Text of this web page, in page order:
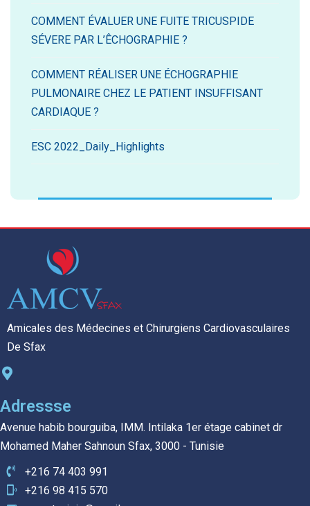
COMMENT ÉVALUER UNE FUITE TRICUSPIDE
SÉVERE PAR L’ÊCHOGRAPHIE ?
COMMENT RÉALISER UNE ÉCHOGRAPHIE
PULMONAIRE CHEZ LE PATIENT INSUFFISANT
CARDIAQUE ?
ESC 2022_Daily_Highlights
Amicales des Médecines et Chirurgiens Cardiovasculaires
De Sfax
Adressse
Avenue habib bourguiba, IMM. Intilaka 1er étage cabinet dr
Mohamed Maher Sahnoun Sfax, 3000 - Tunisie
+216 74 403 991
+216 98 415 570